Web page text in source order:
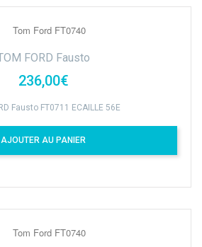
FORD Fausto
236,00€
Fausto FT0711 ECAILLE 56E
AJOUTER AU PANIER